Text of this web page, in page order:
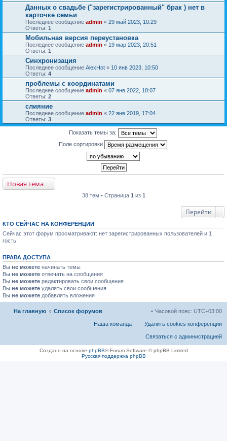
Данных о свадьбе ("зарегистрированный" брак ) нет в
карточке семьи
Последнее сообщение admin « 29 май 2023, 10:29
Ответы: 1
Мобильная версия переустановка
Последнее сообщение admin « 19 мар 2023, 20:51
Ответы: 1
Синхронизация
Последнее сообщение AlexHot « 10 янв 2023, 10:50
Ответы: 4
проблемы с координатами
Последнее сообщение admin « 07 янв 2022, 18:07
Ответы: 2
слияние
Последнее сообщение admin « 22 янв 2019, 17:04
Ответы: 3
Показать темы за:
Поле сортировки
Новая тема
38 тем • Страница 1 из 1
Перейти
КТО СЕЙЧАС НА КОНФЕРЕНЦИИ
Сейчас этот форум просматривают: нет зарегистрированных пользователей и 1
гость
ПРАВА ДОСТУПА
Вы не можете начинать темы
Вы не можете отвечать на сообщения
Вы не можете редактировать свои сообщения
Вы не можете удалять свои сообщения
Вы не можете добавлять вложения
На главную Список форумов Часовой пояс: UTC+03:00
Удалить cookies конференции
Наша команда
Связаться с администрацией
Создано на основе phpBB® Forum Software © phpBB Limited
Русская поддержка phpBB